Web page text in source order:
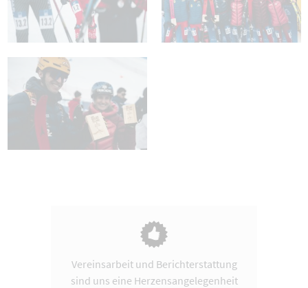
Vereinsarbeit und Berichterstattung
sind uns eine Herzensangelegenheit